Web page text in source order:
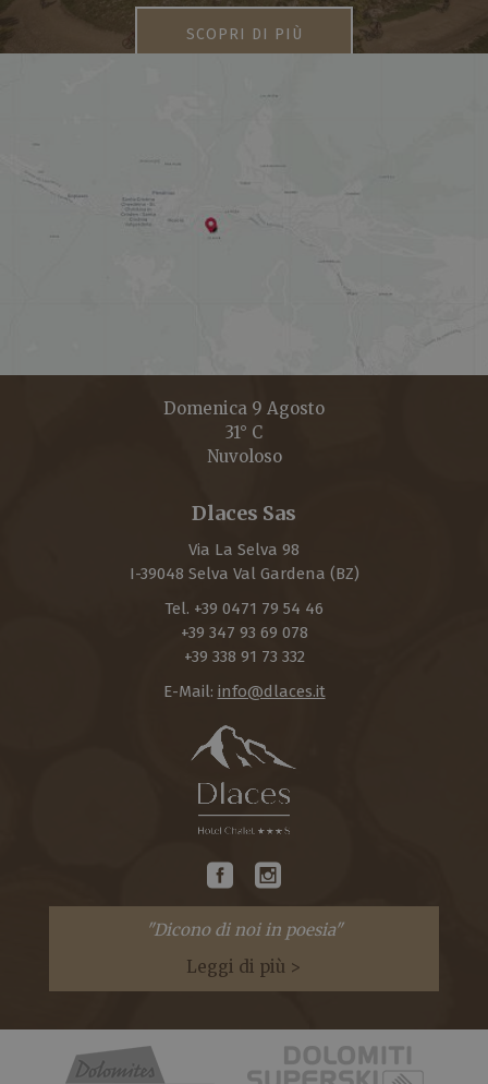
SCOPRI DI PIÙ
Domenica 9 Agosto
31° C
Nuvoloso
Dlaces Sas
Via La Selva 98
I-39048 Selva Val Gardena (BZ)
Tel. +39 0471 79 54 46
+39 347 93 69 078
+39 338 91 73 332
E-Mail: info@dlaces.it
"Dicono di noi in poesia"
Leggi di più >